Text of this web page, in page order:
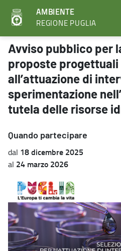
AMBIENTE
REGIONE PUGLIA
Avviso pubblico per la selezione
Avviso pubblico per
proposte
all’attuazione di
sperimentazione
tutela delle risorse
Quando partecipare
dal 18 dicembre 2025
al 24 marzo 2026